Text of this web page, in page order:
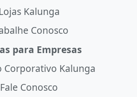
Lojas Kalunga
Conosco
para Empresas
Corporativo Kalunga
Fale Conosco